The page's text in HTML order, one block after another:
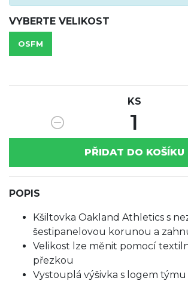
VYBERTE VELIKOST
OSFM
KS
1
PŘIDAT DO KOŠÍKU
POPIS
Kšiltovka Oakland Athletics s
šestipanelovou korunou a
Velikost lze měnit pomocí
přezkou
Vystouplá výšivka s logem týmu